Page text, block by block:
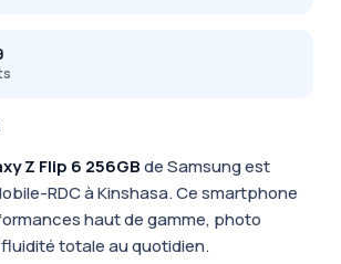
Z Flip 6 256GBde Samsung est
RDC à Kinshasa. Ce smartphone
haut de gamme, photo
totale au quotidien.